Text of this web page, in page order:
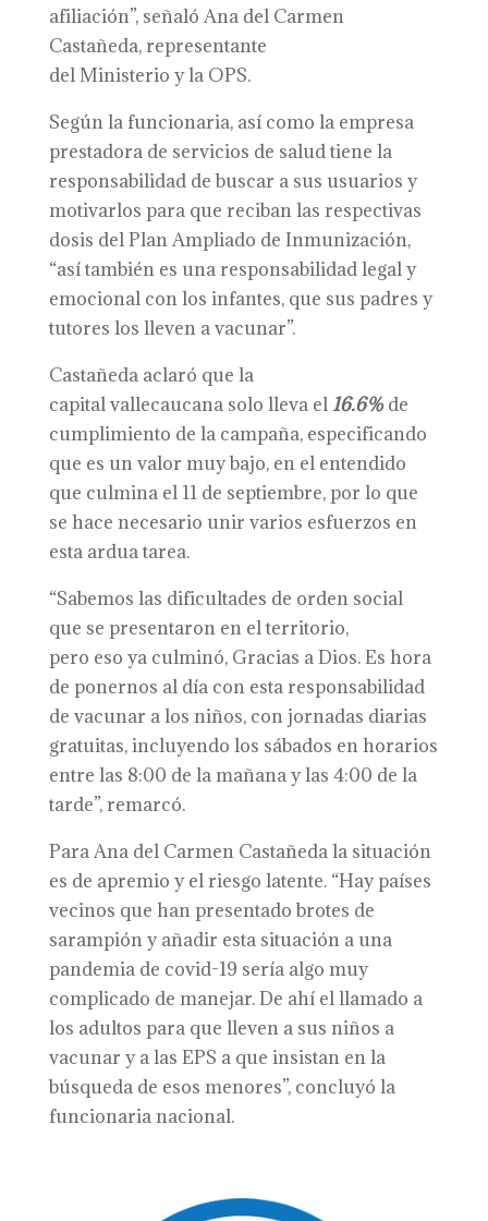
afiliación”, señaló Ana del Carmen
Castañeda, representante
del Ministerio y la OPS.
Según la funcionaria, así como la empresa
prestadora de servicios de salud tiene la
responsabilidad de buscar a sus usuarios y
motivarlos para que reciban las respectivas
dosis del Plan Ampliado de Inmunización,
“así también es una responsabilidad legal y
emocional con los infantes, que sus padres y
tutores los lleven a vacunar”.
Castañeda aclaró que la
capital vallecaucana solo lleva el16.6%de
cumplimiento de la campaña, especificando
que es un valor muy bajo, en el entendido
que culmina el 11 de septiembre, por lo que
se hace necesario unir varios esfuerzos en
esta ardua tarea.
“Sabemos las dificultades de orden social
que se presentaron en el territorio,
pero eso ya culminó, Gracias a Dios. Es hora
de ponernos al día con esta responsabilidad
de vacunar a los niños, con jornadas diarias
gratuitas, incluyendo los sábados en horarios
entre las 8:00 de la mañana y las 4:00 de la
tarde”, remarcó.
Para Ana del Carmen Castañeda la situación
es de apremio y el riesgo latente. “Hay países
vecinos que han presentado brotes de
sarampión y añadir esta situación a una
pandemia de covid-19 sería algo muy
complicado de manejar. De ahí el llamado a
los adultos para que lleven a sus niños a
vacunar y a las EPS a que insistan en la
búsqueda de esos menores”, concluyó la
funcionaria nacional.